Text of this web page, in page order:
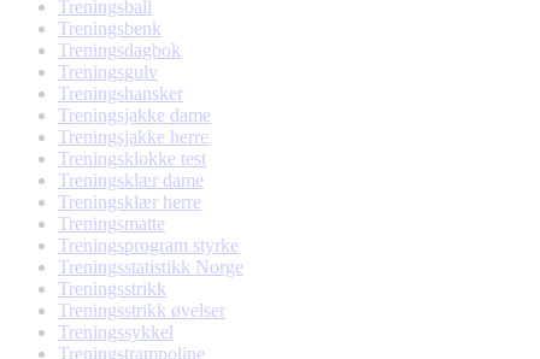
Treningsball
Treningsbenk
Treningsdagbok
Treningsgulv
Treningshansker
Treningsjakke dame
Treningsjakke herre
Treningsklokke test
Treningsklær dame
Treningsklær herre
Treningsmatte
Treningsprogram styrke
Treningsstatistikk Norge
Treningsstrikk
Treningsstrikk øvelser
Treningssykkel
Treningstrampoline